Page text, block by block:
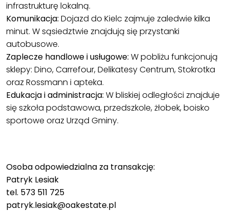
infrastrukturę lokalną.
Komunikacja: Dojazd do Kielc zajmuje zaledwie kilka
minut. W sąsiedztwie znajdują się przystanki
autobusowe.
Zaplecze handlowe i usługowe: W pobliżu funkcjonują
sklepy: Dino, Carrefour, Delikatesy Centrum, Stokrotka
oraz Rossmann i apteka.
Edukacja i administracja: W bliskiej odległości znajduje
się szkoła podstawowa, przedszkole, żłobek, boisko
sportowe oraz Urząd Gminy.
Osoba odpowiedzialna za transakcję:
Patryk Lesiak
tel. 573 511 725
patryk.lesiak@oakestate.pl